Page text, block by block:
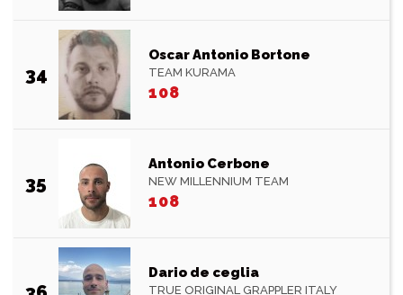
34
Oscar Antonio Bortone
TEAM KURAMA
108
35
Antonio Cerbone
NEW MILLENNIUM TEAM
108
Dario de ceglia
TRUE ORIGINAL GRAPPLER ITALY